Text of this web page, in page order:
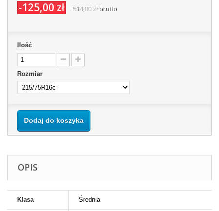
-125,00 zł 514,00 złbrutto
Ilość
Rozmiar
Dodaj do koszyka
OPIS
Klasa Średnia